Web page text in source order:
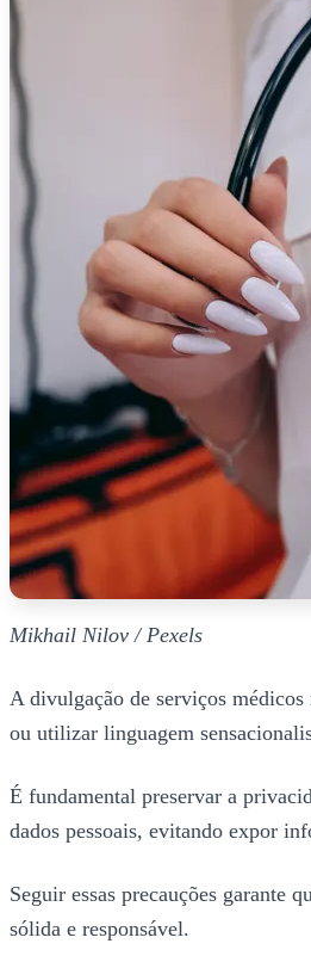
Mikhail Nilov / Pexels
A divulgação de serviços
ou utilizar linguagem
É fundamental preservar a
dados pessoais, evitando expor
Seguir essas precauções garante
sólida e responsável.